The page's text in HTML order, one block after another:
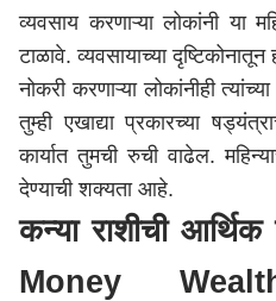
व्यवसाय करणाऱ्या लोकांनी या
टाळावे. व्यवसायाच्या
नोकरी करणाऱ्या लोकांनीही
तुम्ही एखाद्या प्रकारच्या
कार्यात तुमची रुची वाढेल.
देण्याची शक्यता आहे.
कन्या राशीची
Money